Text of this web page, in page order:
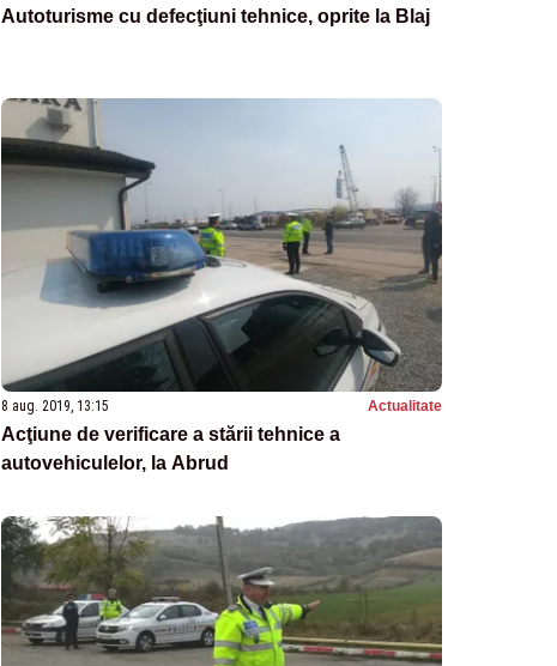
Autoturisme cu defecţiuni tehnice, oprite la Blaj
8 aug. 2019, 13:15 Actualitate
Acţiune de verificare a stării tehnice a
autovehiculelor, la Abrud